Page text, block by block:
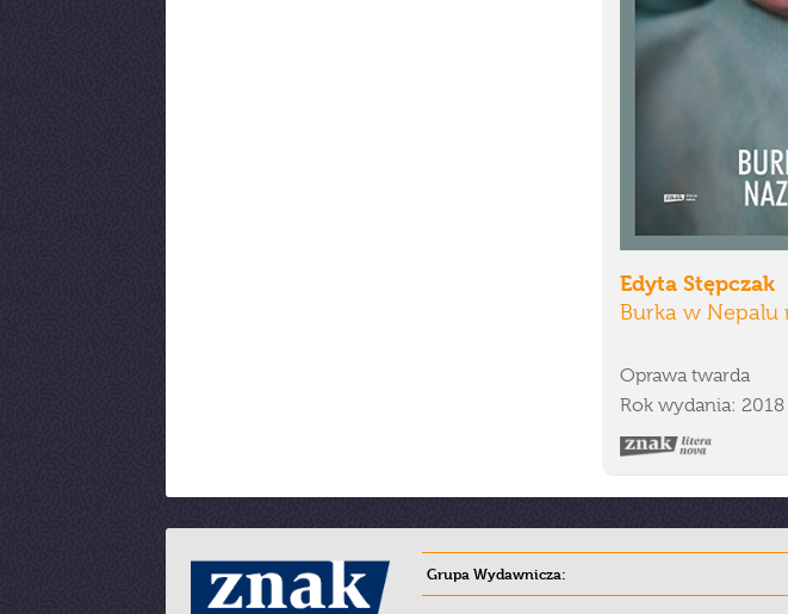
Edyta Stępczak
Burka w Nepalu
Oprawa twarda
Rok wydania: 2018
Grupa Wydawnicza: